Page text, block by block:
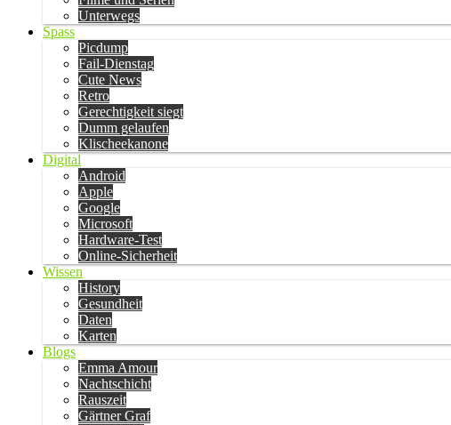
Unterwegs
Spass
Picdump
Fail-Dienstag
Cute News
Retro
Gerechtigkeit siegt
Dumm gelaufen
Klischeekanone
Digital
Android
Apple
Google
Microsoft
Hardware-Test
Online-Sicherheit
Wissen
History
Gesundheit
Daten
Karten
Blogs
Emma Amour
Nachtschicht
Rauszeit
Gärtner Graf